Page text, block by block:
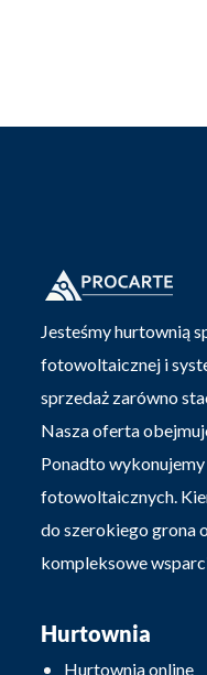
Jesteśmy hurtownią
fotowoltaicznej i
sprzedaż zarówno
Nasza oferta
Ponadto
fotowoltaicznych.
do szerokiego grona
kompleksowe
Hurtownia
Hurtownia online